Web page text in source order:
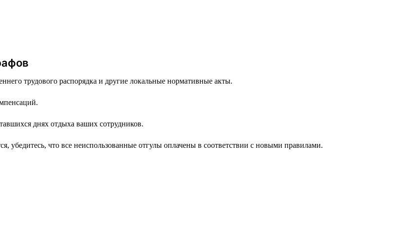
трудового распорядка и другие локальные нормативные акты.
днях отдыха ваших сотрудников.
убедитесь, что все неиспользованные отгулы оплачены в соответствии с новыми правилами.